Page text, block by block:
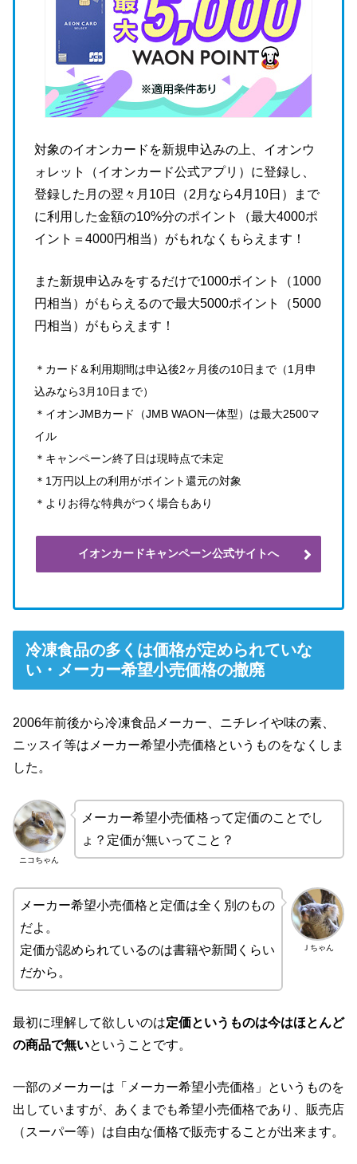
対象のイオンカードを新規申込みの上、イオンウ
ォレット（イオンカード公式アプリ）に登録し、
登録した月の翌々月10日（2月なら4月10日）まで
に利用した金額の10%分のポイント（最大4000ポ
イント＝4000円相当）がもれなくもらえます！
また新規申込みをするだけで1000ポイント（1000
円相当）がもらえるので最大5000ポイント（5000
円相当）がもらえます！
＊カード＆利用期間は申込後2ヶ月後の10日まで（1月申
込みなら3月10日まで）
＊イオンJMBカード（JMB WAON一体型）は最大2500マ
イル
＊キャンペーン終了日は現時点で未定
＊1万円以上の利用がポイント還元の対象
＊よりお得な特典がつく場合もあり
イオンカードキャンペーン公式サイトへ
冷凍食品の多くは価格が定められていな
い・メーカー希望小売価格の撤廃
2006年前後から冷凍食品メーカー、ニチレイや味の素、
ニッスイ等はメーカー希望小売価格というものをなくしま
した。
ニコちゃん
メーカー希望小売価格って定価のことでし
ょ？定価が無いってこと？
Ｊちゃん
メーカー希望小売価格と定価は全く別のもの
だよ。
定価が認められているのは書籍や新聞くらい
だから。
最初に理解して欲しいのは定価というものは今はほとんど
の商品で無いということです。
一部のメーカーは「メーカー希望小売価格」というものを
出していますが、あくまでも希望小売価格であり、販売店
（スーパー等）は自由な価格で販売することが出来ます。